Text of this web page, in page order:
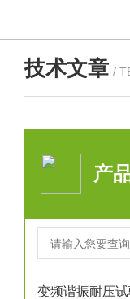
技术文章 /
产
变频谐振耐压